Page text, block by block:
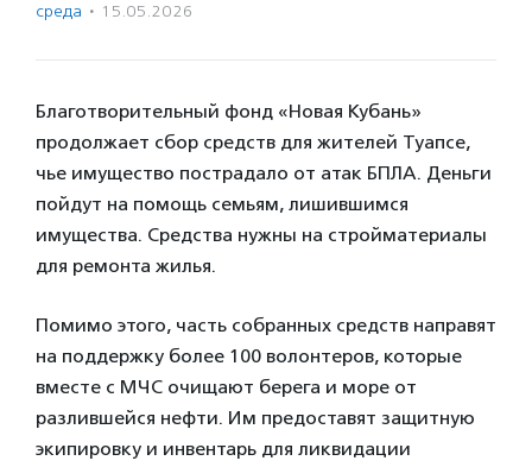
среда · 15.05.2026
Благотворительный фонд «Новая Кубань»
продолжает сбор средств для жителей Туапсе,
чье имущество пострадало от атак БПЛА. Деньги
пойдут на помощь семьям, лишившимся
имущества. Средства нужны на стройматериалы
для ремонта жилья.
Помимо этого, часть собранных средств направят
на поддержку более 100 волонтеров, которые
вместе с МЧС очищают берега и море от
разлившейся нефти. Им предоставят защитную
экипировку и инвентарь для ликвидации